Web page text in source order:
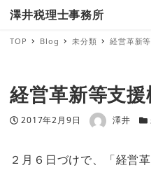
澤井税理士事務所
TOP Blog 未分類 経営革新
経営革新等支援
投稿日
2017年2月9日 著者 澤井 カ
２月６日づけで、「経営